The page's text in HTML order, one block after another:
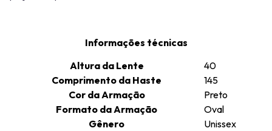
Informações técnicas
Altura da Lente
40
Comprimento da Haste
145
Cor da Armação
Preto
Formato da Armação
Oval
Gênero
Unissex